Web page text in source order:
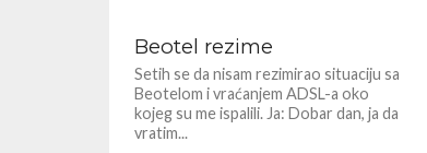
Beotel rezime
Setih se da nisam rezimirao situaciju sa
Beotelom i vraćanjem ADSL-a oko
kojeg su me ispalili. Ja: Dobar dan, ja da
vratim...